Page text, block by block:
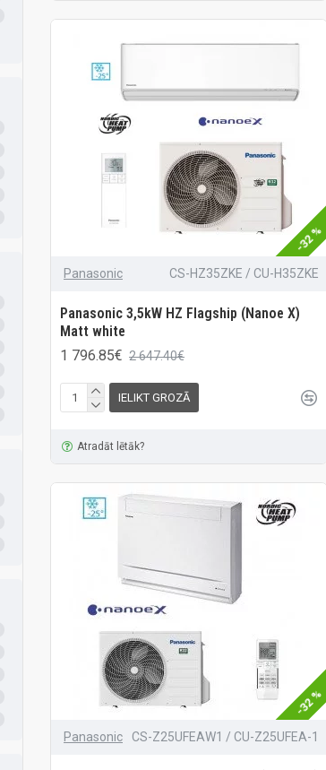
-32 %
Panasonic CS-HZ35ZKE / CU-H35ZKE
Panasonic 3,5kW HZ Flagship (Nanoe X)
Matt white
1 796.85€ 2 647.40€
IELIKT GROZĀ
Atradāt lētāk?
-32 %
Panasonic CS-Z25UFEAW1 / CU-Z25UFEA-1